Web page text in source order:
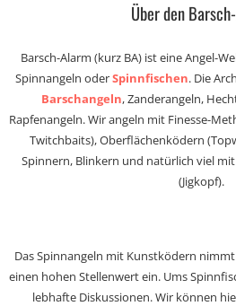
Über den
Barsch-Alarm (kurz BA) ist eine Angel-
Spinnangeln oderSpinnfischen. Die
Barschangeln, Zanderangeln,
Rapfenangeln. Wir angeln mit Finesse-
Twitchbaits), Oberflächenködern
Spinnern, Blinkern und natürlich viel
(Jigkopf).
Das Spinnangeln mit Kunstködern
einen hohen Stellenwert ein. Ums
lebhafte Diskussionen. Wir können